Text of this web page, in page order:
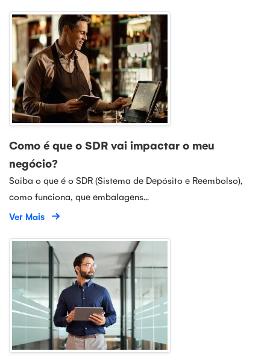
Como é que o SDR vai impactar o meu
negócio?
Saiba o que é o SDR (Sistema de Depósito e Reembolso),
como funciona, que embalagens...
Ver Mais